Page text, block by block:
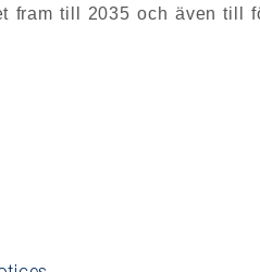
fram till 2035 och även till